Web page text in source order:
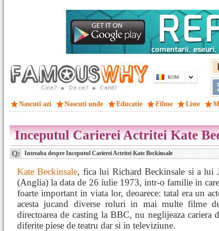
ROM
Nascuti azi Nascuti unde Educatie Filme Liste
Inceputul Carierei Actritei Kate
Q: Intreaba despre Inceputul Carierei Actritei Kate Beckinsale
Kate Beckinsale, fica lui Richard Beckinsale si a lui
(Anglia) la data de 26 iulie 1973, intr-o familie in
foarte important in viata lor, deoarece: tatal era un
acesta jucand diverse roluri in mai multe filme
directoarea de casting la BBC, nu neglijeaza cariera
diferite piese de teatru dar si in televiziune.